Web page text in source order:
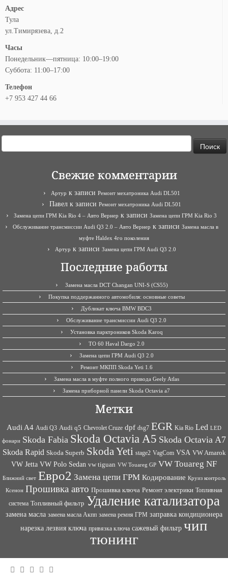
Адрес
Тула
ул.Тимирязева, д.2
Часы
Понедельник—пятница: 10:00–19:00
Суббота: 11:00–17:00
Телефон
+7 953 427 44 66
Свежие комментарии
Артур к записи Ремонт мехатроника Audi DL501
Павел к записи Ремонт мехатроника Audi DL501
Замена цепи ГРМ Kia Rio 4 – Авто Вернер к записи Замена цепи ГРМ Kia Rio 3
Обслуживание трансмиссии Audi Q3 2.0 – Авто Вернер к записи Замена масла в
муфте Haldex 4го поколения
Артур к записи Замена цепи ГРМ Audi Q3 2.0
Последние работы
Замена масла DCT Changan UNI-S (CS55)
Покупка поддержанного автомобиля: основные советы
Дубликат ключа BMW BDC3
Обслуживание трансмиссии Audi Q3 2.0
Установка парктроников Skoda Karoq
ТО 60 Haval Dargo 2.0
Замена цепи ГРМ Audi Q3 2.0
Ремонт МКПП Skoda Yeti 1.6
Замена масла в муфте полного привода Geely Atlas
Замена приборной панели Skoda Octavia a7
Метки
Audi A4 Audi Q3 Audi q5 Chevrolet Cruze dpf dsg7 EGR Kia Rio Led LED
фонари Skoda Fabia Skoda Octavia A5 Skoda Octavia A7
Skoda Rapid Skoda Superb Skoda Yeti stage2 VagCom VSA VW Amarok
VW Jetta VW Polo Sedan vw tiguan VW Touareg GP VW Touareg NF
Ближний свет Евро2 Замена цепи ГРМ Кодирование Круиз контроль
Ксенон Прошивка авто Прошивка ключа Ремонт электрики Топливная
система Топливный фильтр Удаление катализатора
замена масла замена масла Акпп замена ремня ГРМ заправка кондиционера
нарезка лезвия ключа привязка ключа сажевый фильтр чип
тюнинг